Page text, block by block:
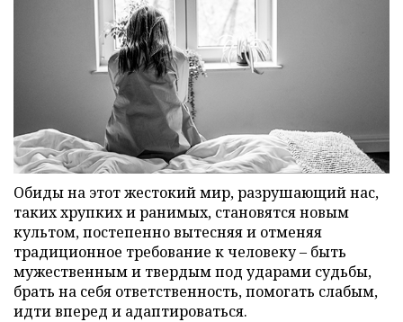
Обиды на этот жестокий мир, разрушающий нас,
таких хрупких и ранимых, становятся новым
культом, постепенно вытесняя и отменяя
традиционное требование к человеку – быть
мужественным и твердым под ударами судьбы,
брать на себя ответственность, помогать слабым,
идти вперед и адаптироваться.